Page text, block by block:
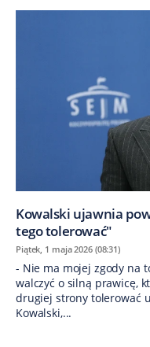
Kowalski ujawnia
tego tolerować"
Piątek, 1 maja 2026 (08:31)
- Nie ma mojej zgody na
walczyć o silną prawicę,
drugiej strony tolerować
Kowalski,...